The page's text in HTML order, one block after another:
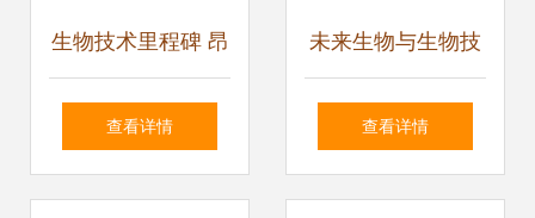
生物技术里程碑 昂
科免疫联合创始人
查看详情
未来生物与生物技
术开发 探索生命的
查看详情